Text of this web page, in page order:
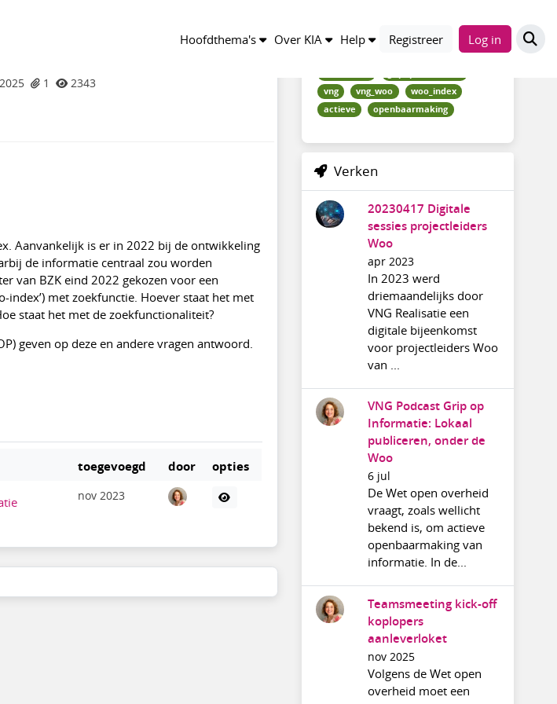
Hoofdthema's Over KIA Help Registreer Log in
- Week van Grip op
1 2343
Aanvankelijk is er in 2022 bij de ontwikkeling
de informatie centraal zou worden
van BZK eind 2022 gekozen voor een
index’) met zoekfunctie. Hoever staat het met
staat het met de zoekfunctionaliteit?
geven op deze en andere vragen antwoord.
toegevoegd door opties
nov 2023
vng
vng_woo
woo_index
actieve
openbaarmaking
Verken
20230417 Digitale
sessies projectleiders
Woo
apr 2023
In 2023 werd
driemaandelijks door
VNG Realisatie een
digitale bijeenkomst
voor projectleiders Woo
van ...
VNG Podcast Grip op
Informatie: Lokaal
publiceren, onder de
Woo
6 jul
De Wet open overheid
vraagt, zoals wellicht
bekend is, om actieve
openbaarmaking van
informatie. In de...
Teamsmeeting kick-off
koplopers
aanleverloket
nov 2025
Volgens de Wet open
overheid moet een